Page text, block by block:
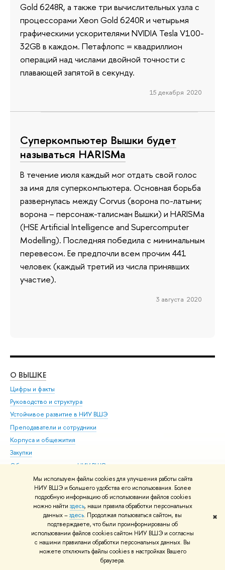
Мы используем файлы cookies для улучшения работы сайта
НИУ ВШЭ и большего удобства его использования. Более
подробную информацию об использовании файлов cookies
можно найти здесь, наши правила обработки персональных
данных –здесь. Продолжая пользоваться сайтом, вы
подтверждаете, что были проинформированы об
использовании файлов cookies сайтом НИУ ВШЭ и согласны
с нашими правилами обработки персональных данных. Вы
можете отключить файлы cookies в настройках Вашего
браузера.
✖
Gold 6248R, а также три вычислительных узла с
процессорами Xeon Gold 6240R и четырьмя
графическими ускорителями NVIDIA Tesla V100-
32GB в каждом. Петафлопс = квадриллион
операций над числами двойной точности с
плавающей запятой в секунду.
15 декабря 2020
Суперкомпьютер Вышки будет
называться HARISMa
В течение июля каждый мог отдать свой голос
за имя для суперкомпьютера. Основная борьба
развернулась между Corvus (ворона по-латыни;
ворона – персонаж-талисман Вышки) и HARISMa
(HSE Artificial Intelligence and Supercomputer
Modelling). Последняя победила с минимальным
перевесом. Ее предпочли всем прочим 441
человек (каждый третий из числа принявших
участие).
3 августа 2020
О ВЫШКЕ
Цифры и факты
Руководство и структура
Устойчивое развитие в НИУ ВШЭ
Преподаватели и сотрудники
Корпуса и общежития
Закупки
Обращения граждан в НИУ ВШЭ
Фонд целевого капитала
Противодействие коррупции
Сведения о доходах, расходах, об имуществе и
обязательствах имущественного характера
Сведения об образовательной организации
Людям с ограниченными возможностями здоровья
Единая платежная страница